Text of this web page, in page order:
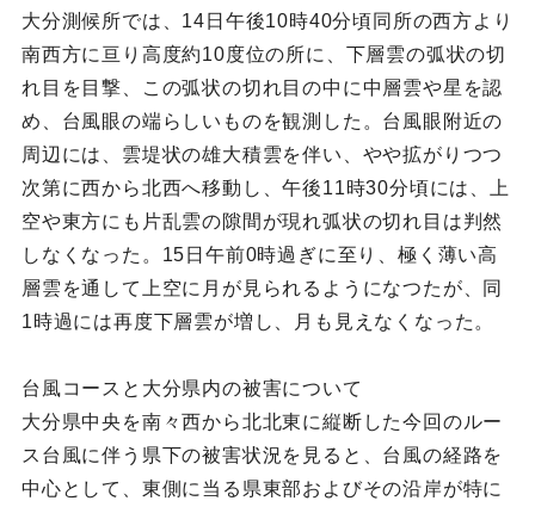
大分測候所では、14日午後10時40分頃同所の西方より
南西方に亘り高度約10度位の所に、下層雲の弧状の切
れ目を目撃、この弧状の切れ目の中に中層雲や星を認
め、台風眼の端らしいものを観測した。台風眼附近の
周辺には、雲堤状の雄大積雲を伴い、やや拡がりつつ
次第に西から北西へ移動し、午後11時30分頃には、上
空や東方にも片乱雲の隙間が現れ弧状の切れ目は判然
しなくなった。15日午前0時過ぎに至り、極く薄い高
層雲を通して上空に月が見られるようになつたが、同
1時過には再度下層雲が増し、月も見えなくなった。
台風コースと大分県内の被害について
大分県中央を南々西から北北東に縦断した今回のルー
ス台風に伴う県下の被害状況を見ると、台風の経路を
中心として、東側に当る県東部およびその沿岸が特に